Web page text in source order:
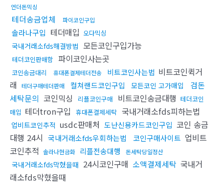
언더돈믹싱
테더송금업체 파이코인구입
솔라나구입 테더매입 오다믹싱
국내거래소fds해결방법 모든코인구입가능
테더코인판매함 파이코인사는곳
코인송금대리 휴대폰결제테더전송 비트코인사는법 비트코인퀵거
래
테더구매테더판매 컬쳐랜드코인구입 모든코인 고가매입
검돈
세탁문의 코인믹싱 리플코인구매 비트코인송금대행 테더코인
매입 테더tron구입 휴대폰결제세탁 국내거래소fds피하는법
업비트코인추적 usdc판매처 도난신용카드코인구입 코인 송금
대행 24시 국내거래소fds우회하는법 코인구매사이트 업비트
코인추적 솔라나현금화 리플전송대행 돈세탁당일정산
국내거래소fds막혔을때 24시코인구매 소액결제세탁 국내거
래소fds막혔을때